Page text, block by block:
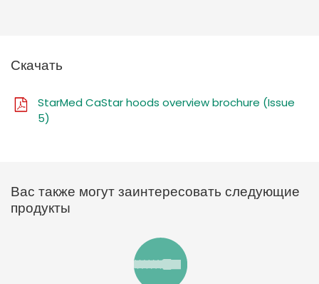
Скачать
StarMed CaStar hoods overview brochure (Issue
5)
Вас также могут заинтересовать следующие
продукты